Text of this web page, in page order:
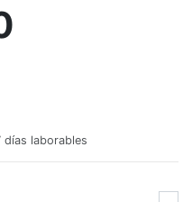
días laborables